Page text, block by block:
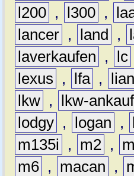
l200 , l300 ,
lancer , land ,
laverkaufen
, lc
lexus
, lfa ,
lkw , lkw-
lodgy , logan ,
m135i
, m2 ,
m6 , macan ,